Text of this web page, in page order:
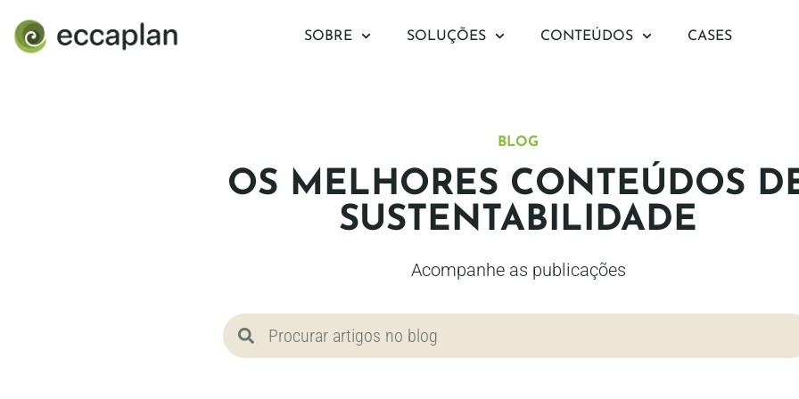
SOBRE SOLUÇÕES CONTEÚDOS CASES
BLOG
OS MELHORES CONTEÚDOS
SUSTENTABILIDADE
Acompanhe as publicações